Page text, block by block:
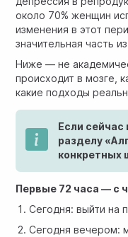
около 70% женщин
изменения в этот
значительная часть
Ниже — не
происходит в мозге,
какие подходы
Если сейчас
разделу
конкретных
Первые 72 часа — с
Сегодня: выйти на
Сегодня вечером: